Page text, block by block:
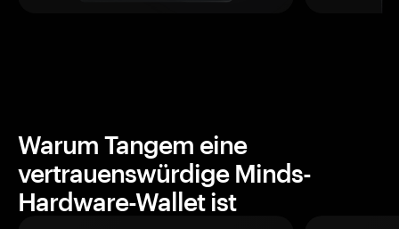
Warum Tangem eine
vertrauenswürdige Minds-
Hardware-Wallet ist